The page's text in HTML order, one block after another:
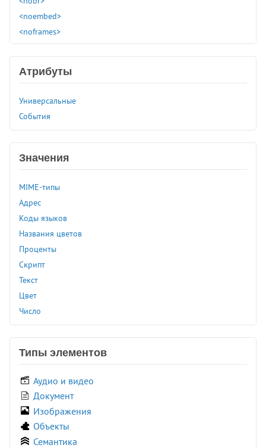
<noembed>
<noframes>
<noindex>
<object>
<optgroup>
<p>
<param>
<picture>
<plaintext>
<pre>
<progress>
<q>
<rb>
<rp>
<rt>
<rtc>
<ruby>
<s>
<samp>
<search>
<section>
<select>
<slot>
Атрибуты
Универсальные
События
Значения
MIME-типы
Адрес
Коды языков
Названия цветов
Проценты
Скрипт
Текст
Цвет
Число
Типы элементов
Аудио и видео
Документ
Изображения
Объекты
Семантика